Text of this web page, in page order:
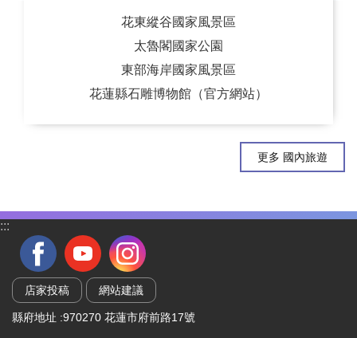
花東縱谷國家風景區
太魯閣國家公園
東部海岸國家風景區
花蓮縣石雕博物館（官方網站）
更多 國內旅遊
:::
店家投稿 網站建議
縣府地址 :970270 花蓮市府前路17號